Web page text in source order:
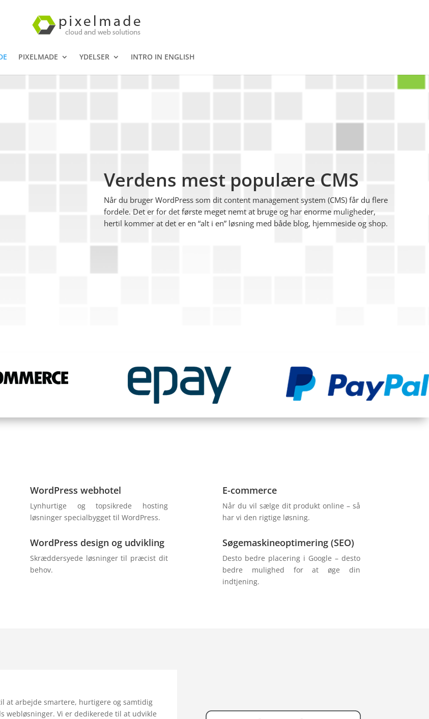
PIXELMADE YDELSER INTRO IN ENGLISH
Verdens mest populære CMS
Når du bruger WordPress som dit content management system (CMS) får du flere
fordele. Det er for det første meget nemt at bruge og har enorme muligheder,
hertil kommer at det er en “alt i en” løsning med både blog, hjemmeside og shop.
WordPress webhotel
Lynhurtige og topsikrede hosting
løsninger specialbygget til WordPress.
WordPress design og udvikling
Skræddersyede løsninger til præcist dit
behov.
E-commerce
Når du vil sælge dit produkt online – så
har vi den rigtige løsning.
Søgemaskineoptimering (SEO)
Desto bedre placering i Google – desto
bedre mulighed for at øge din
indtjening.
at arbejde smartere, hurtigere og samtidig
webløsninger. Vi er dedikerede til at udvikle